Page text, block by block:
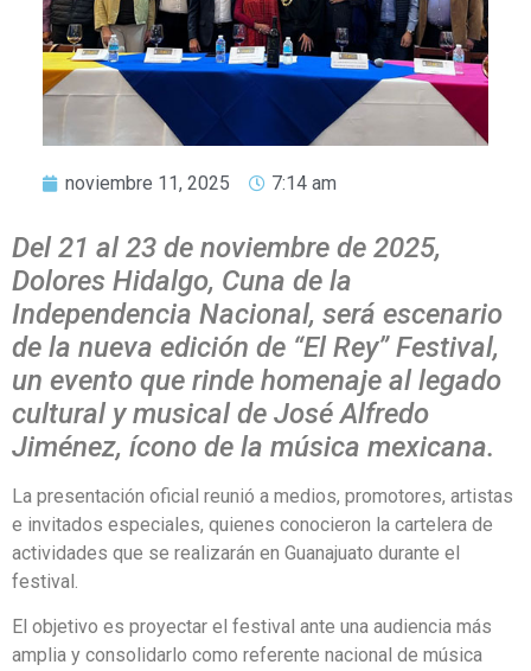
noviembre 11, 2025 7:14 am
Del 21 al 23 de noviembre de 2025,
Dolores Hidalgo, Cuna de la
Independencia Nacional, será escenario
de la nueva edición de “El Rey” Festival,
un evento que rinde homenaje al legado
cultural y musical de José Alfredo
Jiménez, ícono de la música mexicana.
La presentación oficial reunió a medios, promotores, artistas
e invitados especiales, quienes conocieron la cartelera de
actividades que se realizarán en Guanajuato durante el
festival.
El objetivo es proyectar el festival ante una audiencia más
amplia y consolidarlo como referente nacional de música